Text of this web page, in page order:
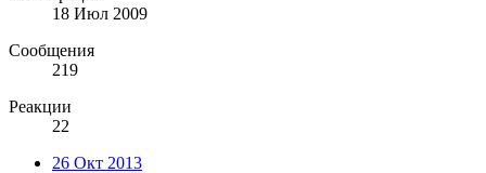
18 Июл 2009
Сообщения
219
Реакции
22
26 Окт 2013